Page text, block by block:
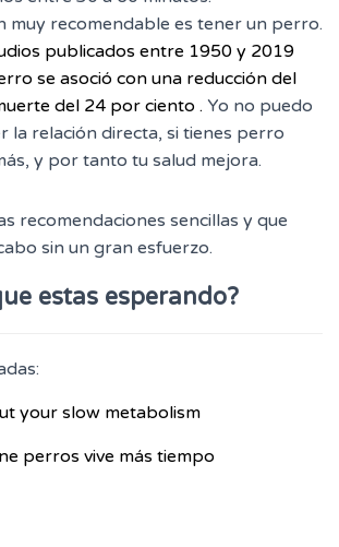
muy recomendable es tener un perro.
publicados entre 1950 y 2019
se asoció con una reducción del
del 24 por ciento . Yo no puedo
la relación directa, si tienes perro
y por tanto tu salud mejora.
recomendaciones sencillas y que
sin un gran esfuerzo.
estas esperando?
your slow metabolism
perros vive más tiempo